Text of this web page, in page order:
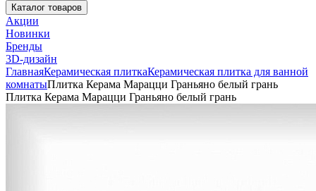
Каталог товаров
Акции
Новинки
Бренды
3D-дизайн
ГлавнаяКерамическая плиткаКерамическая плитка для ванной
комнатыПлитка Керама Марацци Граньяно белый грань
Плитка Керама Марацци Граньяно белый грань